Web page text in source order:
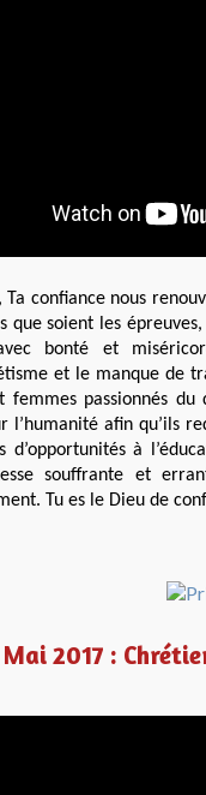
Ta confiance nous
que soient les
bonté et
et le manque de
femmes passionnés
l’humanité afin qu’ils
d’opportunités à
souffrante et
Tu es le Dieu de
Mai 2017 :